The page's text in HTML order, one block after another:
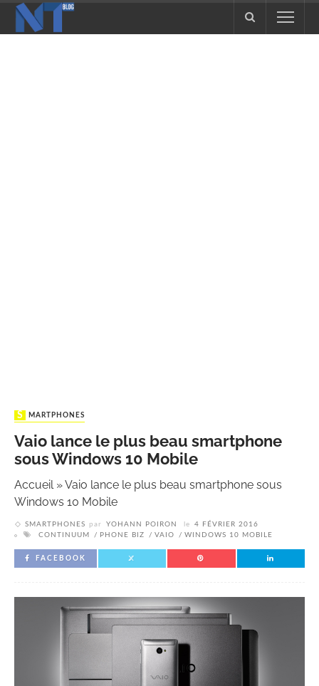
SMARTPHONES
Vaio lance le plus beau smartphone
sous Windows 10 Mobile
Accueil»Vaio lance le plus beau smartphone sous
Windows 10 Mobile
SMARTPHONES par YOHANN POIRON le
4 FÉVRIER 2016
CONTINUUM
PHONE BIZ VAIO WINDOWS 10 MOBILE
FACEBOOK